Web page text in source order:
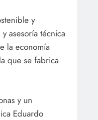
y
asesoría técnica
la economía
que se fabrica
y un
Eduardo